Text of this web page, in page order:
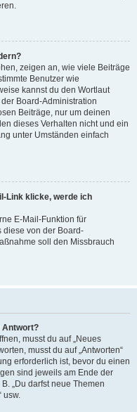
zeigen an, wie viele Beiträge
Benutzer wie
kannst du den Wortlaut
Board-Administration
Beiträge, nur um deinen
dieses Verhalten nicht und ein
unter Umständen einfach
Link klicke, werde ich
E-Mail-Funktion für
diese von der Board-
soll den Missbrauch
Antwort?
musst du auf „Neues
musst du auf „Antworten“
erforderlich ist, bevor du einen
sind jeweils am Ende der
„Du darfst neue Themen
usw.